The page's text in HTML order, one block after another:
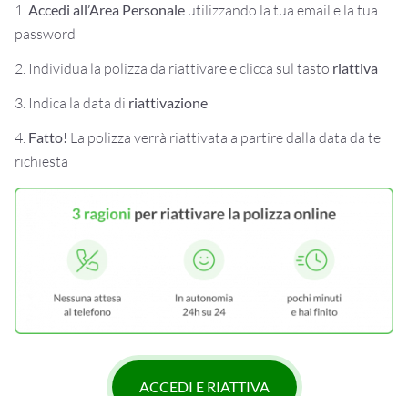
1.Accedi all’Area Personale utilizzando la tua email e la tua
password
2. Individua la polizza da riattivare e clicca sul tasto riattiva
3. Indica la data di riattivazione
4. Fatto! La polizza verrà riattivata a partire dalla data da te
richiesta
ACCEDI E RIATTIVA